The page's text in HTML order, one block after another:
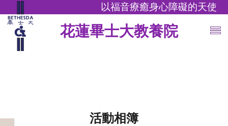
以福音療癒身心障礙的天使
花蓮畢士大教養院
活動相簿